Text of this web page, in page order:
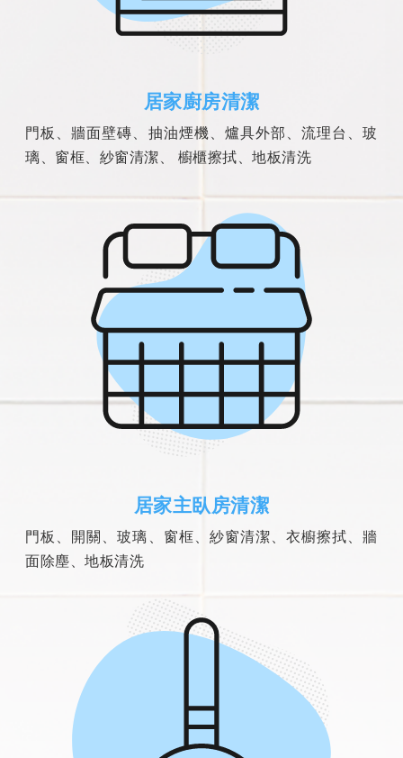
居家廚房清潔
門板、牆面壁磚、抽油煙機、爐具外部、流理台、玻
璃、窗框、紗窗清潔、 櫥櫃擦拭、地板清洗
居家主臥房清潔
門板、開關、玻璃、窗框、紗窗清潔、衣櫥擦拭、牆
面除塵、地板清洗